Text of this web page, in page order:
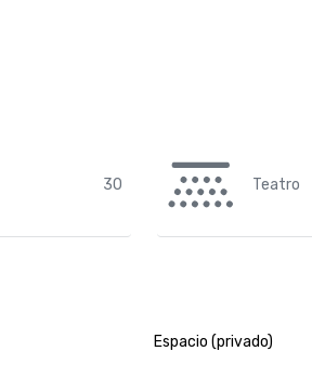
30 Teatro
Espacio (privado)